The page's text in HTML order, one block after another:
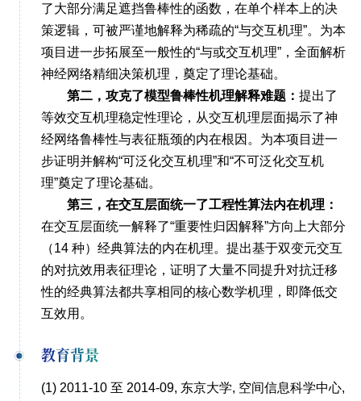
了大部分满足遮挡鲁棒性的函数，在单个样本上的决
策逻辑，可被严谨地解释为稀疏的“与交互机理”。为本
项目进一步拓展至一般性的“与或交互机理”，全面解析
神经网络精细决策机理，奠定了理论基础。
第二，攻克了模型鲁棒性机理解释难题： 提出了
等效交互机理稳定性理论，从交互机理层面揭示了神
经网络鲁棒性与表征瓶颈的内在根因。为本项目进一
步证明并解构“可泛化交互机理”和“不可泛化交互机
理”奠定了理论基础。
第三，在交互层面统一了工程性算法内在机理：
在交互层面统一解释了“重要性归因解释”方向上大部分
（14 种）经典算法的内在机理。提出基于双变元交互
的对抗效用表征理论，证明了大量不同提升对抗迁移
性的经典算法都共享相同的核心数学机理，即降低交
互效用。
教育背景
(1) 2011-10 至 2014-09, 东京大学, 空间信息科学中心,